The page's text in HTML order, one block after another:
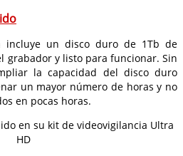
incluye un disco duro de 1Tb de
grabador y listo para funcionar. Sin
la capacidad del disco duro
un mayor número de horas y no
en pocas horas.